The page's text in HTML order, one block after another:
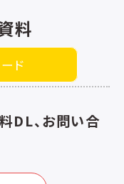
料
ド
DL、お問い合